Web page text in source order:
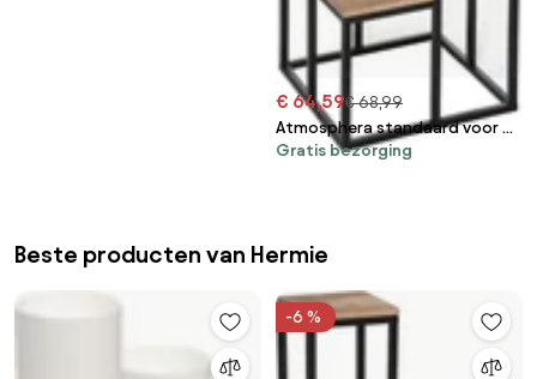
€ 64,59€ 68,99
Atmosphera standaard voor 4
potten - Plantenrek - Hoogte
Gratis bezorging
Beste producten van Hermie
-6 %